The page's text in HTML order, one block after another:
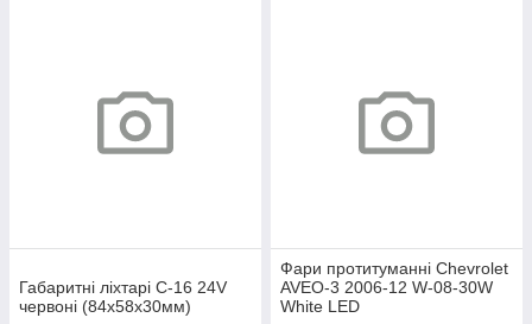
Габаритні ліхтарі C-16 24V
червоні (84х58х30мм)
Фари протитуманні Chevrolet
AVEO-3 2006-12 W-08-30W
White LED